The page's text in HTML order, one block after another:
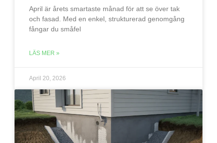
April är årets smartaste månad för att se över tak
och fasad. Med en enkel, strukturerad genomgång
fångar du småfel
LÄS MER »
April 20, 2026